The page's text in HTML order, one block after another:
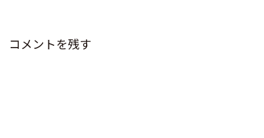
コメントを残す